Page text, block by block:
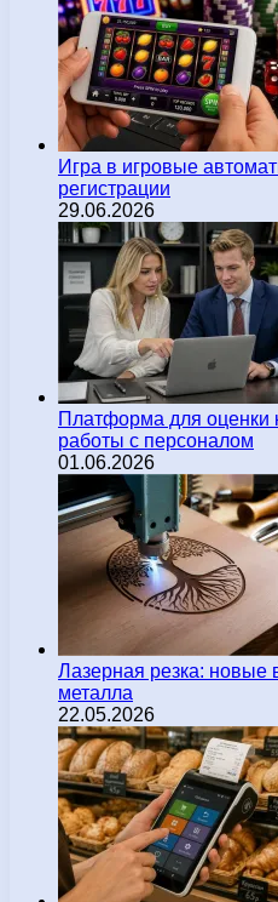
Игра в игровые
регистрации
29.06.2026
Платформа для оценки
работы с персоналом
01.06.2026
Лазерная резка: новые
металла
22.05.2026